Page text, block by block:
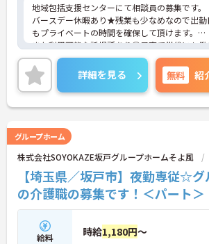
地域包括支援センターにて相談員の募集です。
バースデー休暇あり★残業も少なめなので出勤
もプライベートの時間を確保して頂けます。
また利用可能な託児所あり◎子育て世代にも働
すい環境が整っています！
ご興味ある方には、面接対策ポイントなど、さ
詳細をお話しいたしますのでお気軽にご相談く
い。
詳細を見る 無料 紹
グループホーム
株式会社SOYOKAZE坂戸グループホームそよ風
【埼玉県／坂戸市】夜勤専従☆
の介護職の募集です！＜パート＞
給料 時給1,180円～